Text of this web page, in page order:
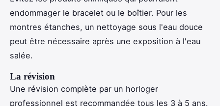
endommager le bracelet ou le boîtier. Pour les
montres étanches, un nettoyage sous l'eau douce
peut être nécessaire après une exposition à l'eau
salée.
La révision
Une révision complète par un horloger
professionnel est recommandée tous les 3 à 5 ans.